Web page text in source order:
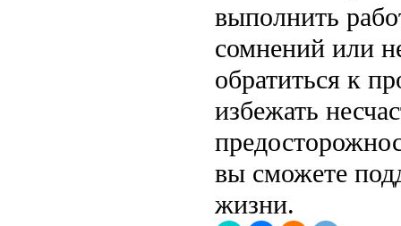
выполнить
сомнений или
обратиться к
избежать
вы сможете
жизни.